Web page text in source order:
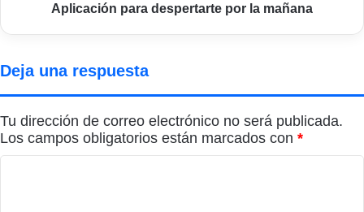
Aplicación para despertarte por la mañana
Deja una respuesta
Tu dirección de correo electrónico no será publicada.
Los campos obligatorios están marcados con *